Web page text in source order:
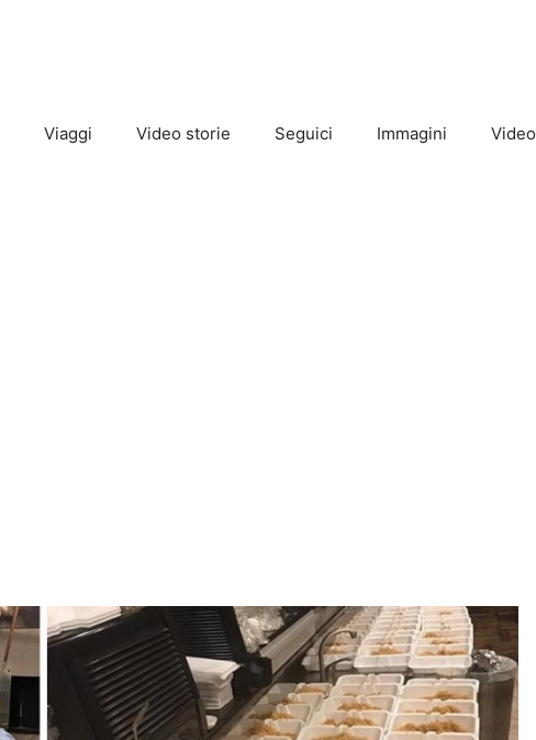
Viaggi Video storie Seguici Immagini Video